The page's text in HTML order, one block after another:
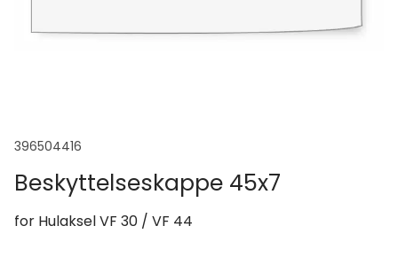
396504416
Beskyttelseskappe 45x7
for Hulaksel VF 30 / VF 44